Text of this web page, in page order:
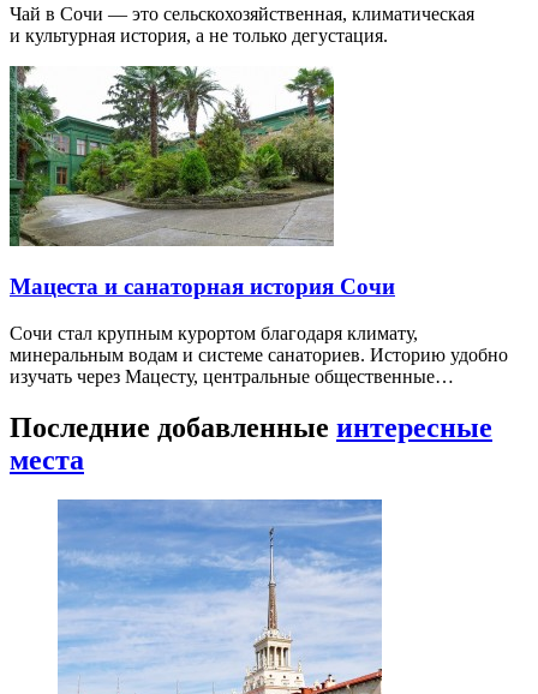
Чай в Сочи — это сельскохозяйственная, климатическая
и культурная история, а не только дегустация.
Мацеста и санаторная история Сочи
Сочи стал крупным курортом благодаря климату,
минеральным водам и системе санаториев. Историю удобно
изучать через Мацесту, центральные общественные…
Последние добавленные интересные
места